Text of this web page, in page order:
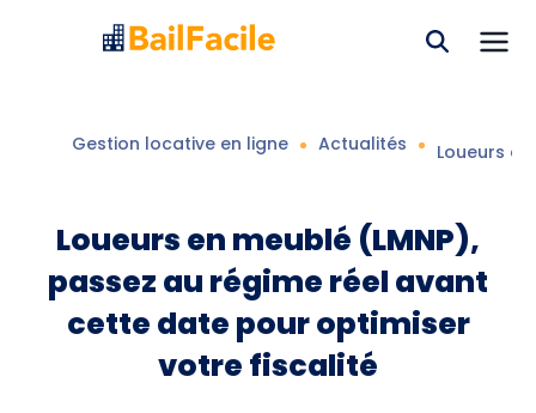
Gestion locative en ligne Actualités Loueurs
Loueurs en meublé (LMNP),
passez au régime réel avant
cette date pour optimiser
votre fiscalité